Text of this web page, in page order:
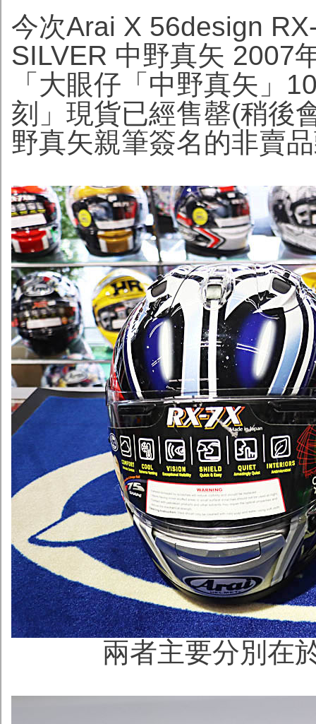
今次Arai X 56design
SILVER 中野真矢 2007
「大眼仔「中野真矢」
刻」現貨已經售罄(稍後
野真矢親筆簽名的非賣
兩者主要分別在